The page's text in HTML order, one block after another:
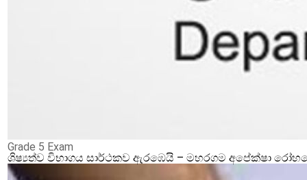
Grade 5 Exam
ශිෂ්‍යත්ව විභාගය සාර්ථකව ඇරඹෙයි – මහරගම අපේක්ෂා